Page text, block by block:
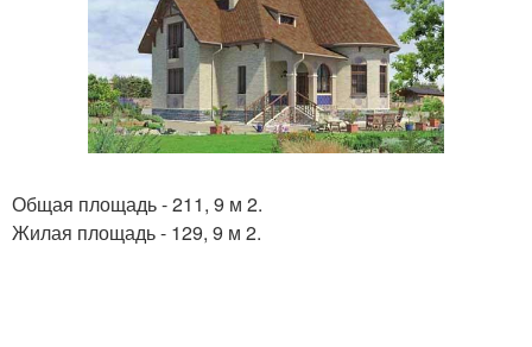
Общая площадь - 211, 9 м 2.
Жилая площадь - 129, 9 м 2.